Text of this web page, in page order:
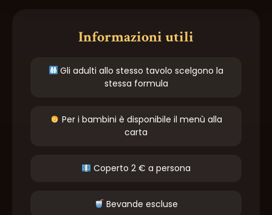
Informazioni utili
Gli adulti allo stesso tavolo scelgono la
stessa formula
Per i bambini è disponibile il menù alla
carta
Coperto 2 € a persona
Bevande escluse